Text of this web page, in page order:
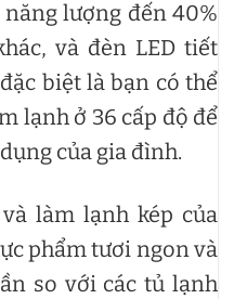
lượng đến 40%
và đèn LED tiết
biệt là bạn có thể
lạnh ở 36 cấp độ để
của gia đình.
làm lạnh kép của
phẩm tươi ngon và
so với các tủ lạnh